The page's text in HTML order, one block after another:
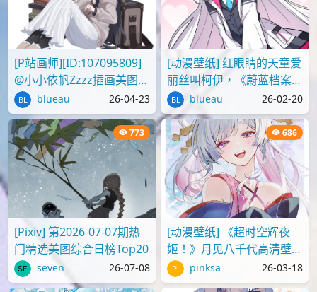
[P站画师][ID:107095809]
@小小依帆Zzzz插画美图作
品推荐blueau 26-04-23
[动漫壁纸] 红眼睛的天童爱
丽丝叫柯伊，《蔚蓝档案》
壁纸图片分享
blueau 26-02-20
773
[Pixiv] 第2026-07-07期热
门精选美图综合日榜Top20
seven 26-07-08
686
[动漫壁纸] 《超时空辉夜
姬！》月见八千代高清壁纸
图片 pinksa 26-03-18
640 593